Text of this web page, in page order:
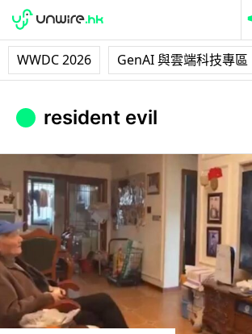
WWDC 2026 GenAI 與雲端科技專區
resident evil